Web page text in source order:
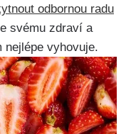
odbornou radu
svému zdraví a
nejlépe vyhovuje.